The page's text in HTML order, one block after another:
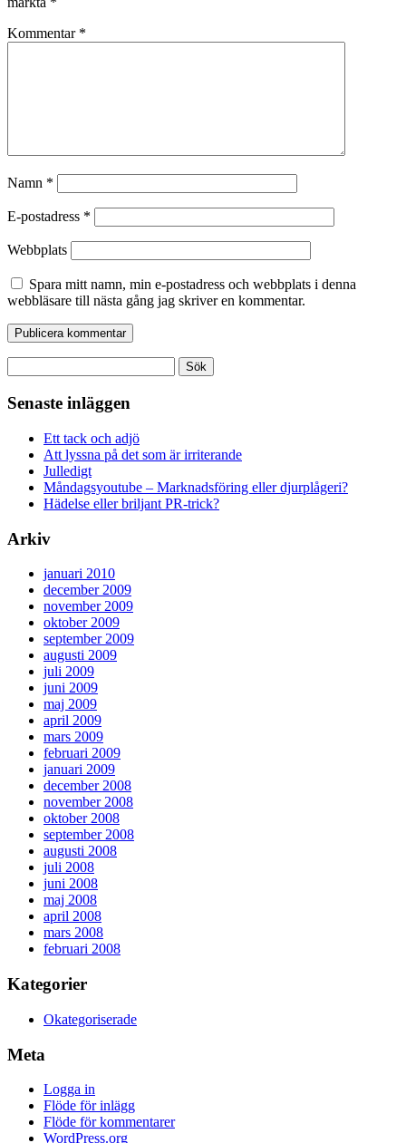
Kommentar *
Namn *
E-postadress *
Webbplats
Spara mitt namn, min e-postadress och webbplats i denna
webbläsare till nästa gång jag skriver en kommentar.
efter:
Senaste inläggen
Ett tack och adjö
Att lyssna på det som är irriterande
Julledigt
Måndagsyoutube – Marknadsföring eller djurplågeri?
Hädelse eller briljant PR-trick?
Arkiv
januari 2010
december 2009
november 2009
oktober 2009
september 2009
augusti 2009
juli 2009
juni 2009
maj 2009
april 2009
mars 2009
februari 2009
januari 2009
december 2008
november 2008
oktober 2008
september 2008
augusti 2008
juli 2008
juni 2008
maj 2008
april 2008
mars 2008
februari 2008
Kategorier
Okategoriserade
Meta
Logga in
Flöde för inlägg
Flöde för kommentarer
WordPress.org